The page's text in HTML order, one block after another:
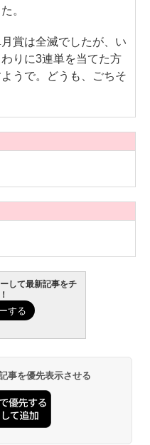
。
賞は全滅でしたが、い
りに3連単を当てた方
うで。どうも、ごちそ
して最新記事をチ
事を優先表示させる